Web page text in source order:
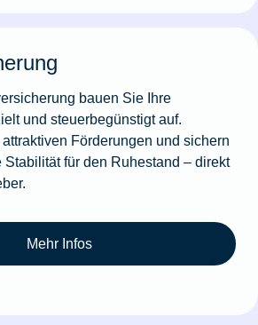
bauen Sie Ihre
und steuerbegünstigt auf.
Förderungen und sichern
für den Ruhestand – direkt
Mehr Infos